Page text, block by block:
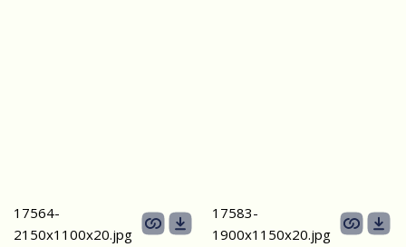
17564-
2150х1100х20.jpg
17583-
1900х1150х20.jpg